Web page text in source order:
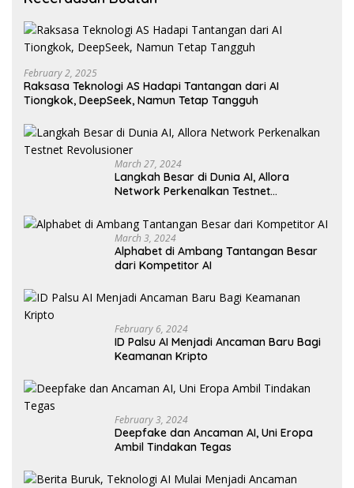
February 2, 2025
Raksasa Teknologi AS Hadapi Tantangan dari AI
Tiongkok, DeepSeek, Namun Tetap Tangguh
March 27, 2024
Langkah Besar di Dunia AI, Allora
Network Perkenalkan Testnet
March 3, 2024
Alphabet di Ambang Tantangan Besar
dari Kompetitor AI
February 6, 2024
ID Palsu AI Menjadi Ancaman Baru Bagi
Keamanan Kripto
February 3, 2024
Deepfake dan Ancaman AI, Uni Eropa
Ambil Tindakan Tegas